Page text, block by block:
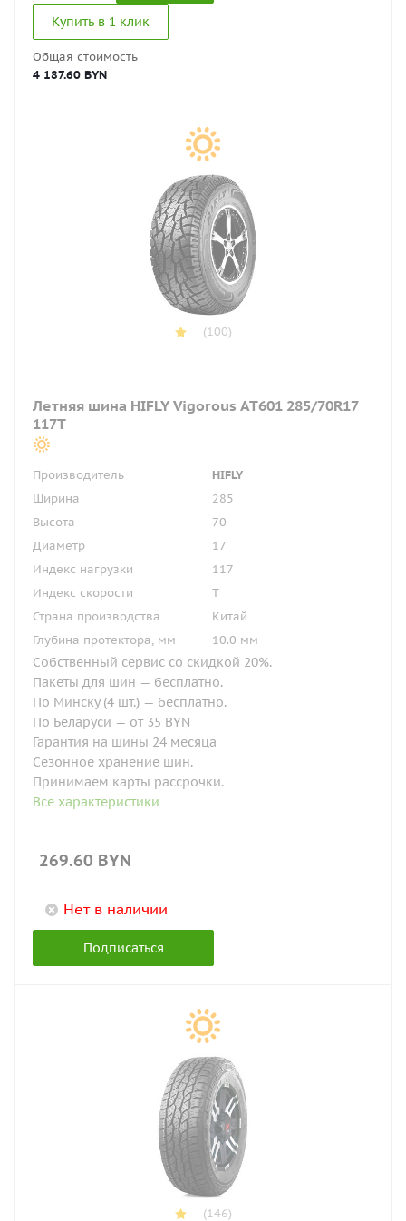
Купить в 1 клик
Общая стоимость
4 187.60 BYN
(100)
Летняя шина HIFLY Vigorous AT601 285/70R17
117T
Производитель
HIFLY
Ширина
285
Высота
70
Диаметр
17
Индекс нагрузки
117
Индекс скорости
T
Страна производства
Китай
Глубина протектора, мм
10.0 мм
Собственный сервис со скидкой 20%.
Пакеты для шин — бесплатно.
По Минску (4 шт.) — бесплатно.
По Беларуси — от 35 BYN
Гарантия на шины 24 месяца
Сезонное хранение шин.
Принимаем карты рассрочки.
Все характеристики
269.60 BYN
Нет в наличии
Подписаться
(146)